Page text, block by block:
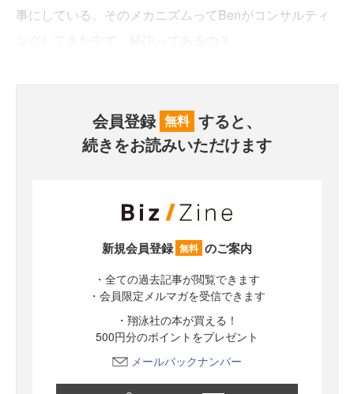
事にしている。そのメカニズムってBenがコンサルティ
会員登録 無料 すると、
続きをお読みいただけます
新規会員登録 無料 のご案内
・全ての過去記事が閲覧できます
・会員限定メルマガを受信できます
・翔泳社の本が買える！
500円分のポイントをプレゼント
メールバックナンバー